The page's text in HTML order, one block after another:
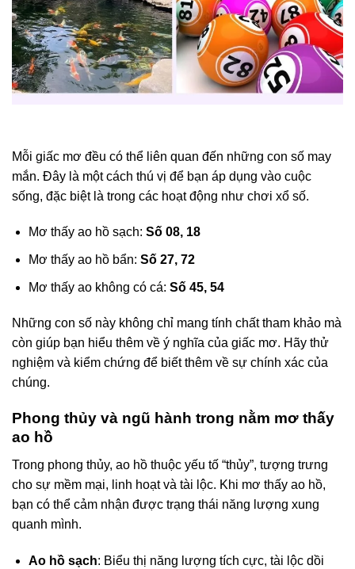
Mỗi giấc mơ đều có thể liên quan đến những con số may
mắn. Đây là một cách thú vị để bạn áp dụng vào cuộc
sống, đặc biệt là trong các hoạt động như chơi xổ số.
Mơ thấy ao hồ sạch: Số 08, 18
Mơ thấy ao hồ bẩn: Số 27, 72
Mơ thấy ao không có cá: Số 45, 54
Những con số này không chỉ mang tính chất tham khảo mà
còn giúp bạn hiểu thêm về ý nghĩa của giấc mơ. Hãy thử
nghiệm và kiểm chứng để biết thêm về sự chính xác của
chúng.
Phong thủy và ngũ hành trong nằm mơ thấy
ao hồ
Trong phong thủy, ao hồ thuộc yếu tố “thủy”, tượng trưng
cho sự mềm mại, linh hoạt và tài lộc. Khi mơ thấy ao hồ,
bạn có thể cảm nhận được trạng thái năng lượng xung
quanh mình.
Ao hồ sạch: Biểu thị năng lượng tích cực, tài lộc dồi